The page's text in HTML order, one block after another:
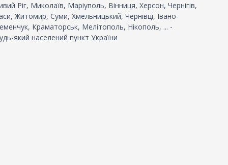
Ріг, Миколаїв, Маріуполь, Вінниця, Херсон, Чернігів,
Житомир, Суми, Хмельницький, Чернівці, Івано-
Краматорськ, Мелітополь, Нікополь, ... -
який населений пункт України